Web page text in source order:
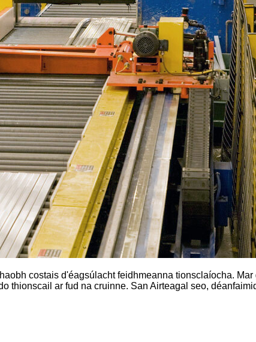
costais d'éagsúlacht feidhmeanna tionsclaíocha.
thionscail ar fud na cruinne. San Airteagal seo,